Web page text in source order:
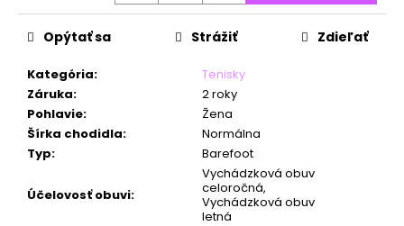
Kategória:
Tenisky
Záruka:
2 roky
Pohlavie:
Žena
Šírka chodidla:
Normálna
Typ: Barefoot
Účelovosť obuvi:
Vychádzková obuv
celoročná,
Vychádzková obuv
letná
Opýtať sa Strážiť Zdieľať
m
e